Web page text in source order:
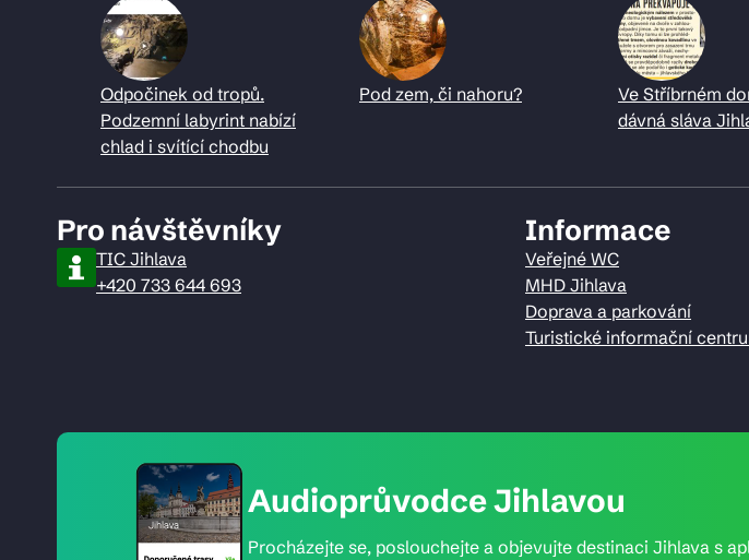
Odpočinek od tropů.
Podzemní labyrint nabízí
chlad i svítící chodbu
Pod zem, či nahoru?
Ve Stříbrném
dávná sláva
Pro návštěvníky
TIC Jihlava
+420 733 644 693
Informace
Veřejné WC
MHD Jihlava
Doprava a parkování
Turistické informační
Audioprůvodce Jihlavou
Procházejte se, poslouchejte a objevujte destinaci Jihlava s